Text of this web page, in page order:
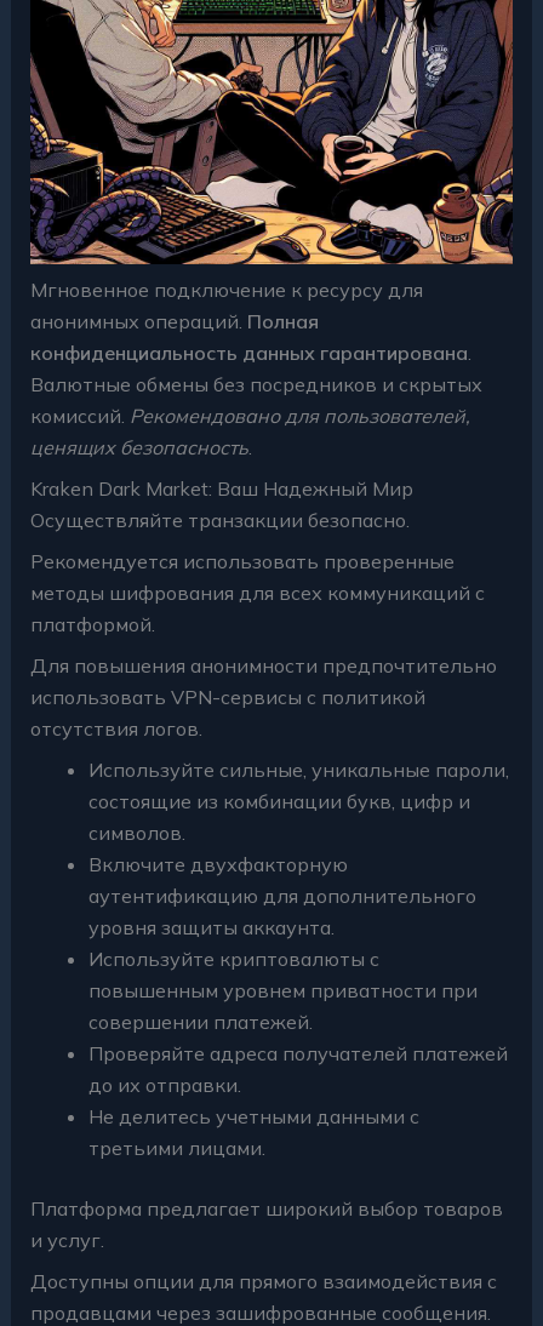
Мгновенное подключение к ресурсу для
анонимных операций. Полная
конфиденциальность данных гарантирована
Валютные обмены без посредников и скрытых
комиссий. Рекомендовано для пользователей,
ценящих безопасность.
Kraken Dark Market: Ваш Надежный Мир
Осуществляйте транзакции безопасно.
Рекомендуется использовать проверенные
методы шифрования для всех коммуникаций с
платформой.
Для повышения анонимности предпочтительно
использовать VPN-сервисы с политикой
отсутствия логов.
Используйте сильные, уникальные пароли,
состоящие из комбинации букв, цифр и
символов.
Включите двухфакторную
аутентификацию для дополнительного
уровня защиты аккаунта.
Используйте криптовалюты с
повышенным уровнем приватности при
совершении платежей.
Проверяйте адреса получателей платежей
до их отправки.
Не делитесь учетными данными с
третьими лицами.
Платформа предлагает широкий выбор товаров
и услуг.
Доступны опции для прямого взаимодействия с
продавцами через зашифрованные сообщения.